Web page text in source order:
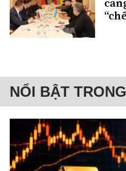
NỔI BẬT